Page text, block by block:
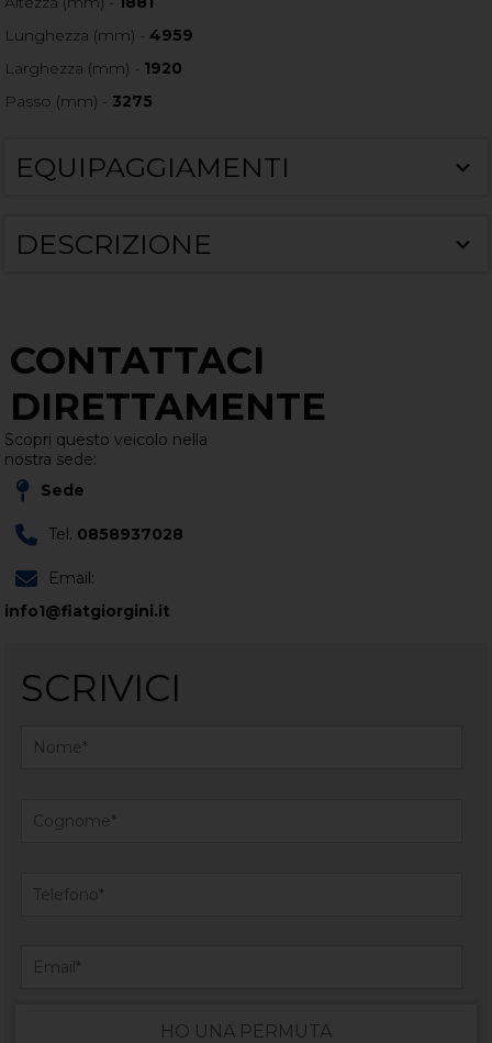
Lunghezza (mm) -4959
Larghezza (mm) - 1920
Passo (mm) - 3275
EQUIPAGGIAMENTI
DESCRIZIONE
CONTATTACI
DIRETTAMENTE
Scopri questo veicolo nella
nostra sede:
Sede
Tel. 0858937028
Email:
info1@fiatgiorgini.it
SCRIVICI
HO UNA PERMUTA